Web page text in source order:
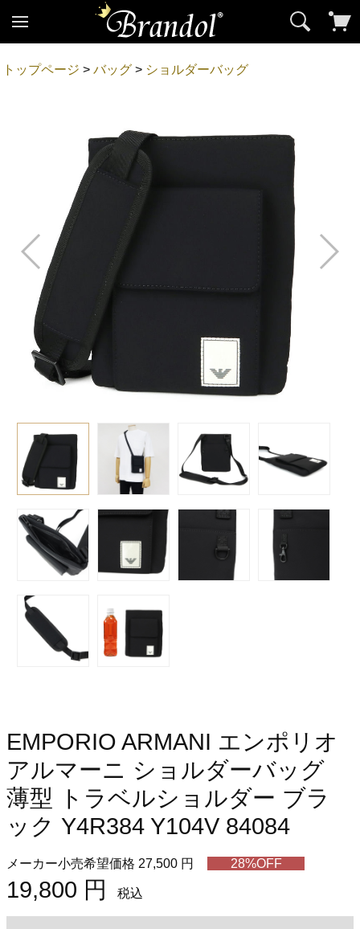
トップページ >バッグ > ショルダーバッグ
EMPORIO ARMANI エンポリオ
アルマーニ ショルダーバッグ
薄型 トラベルショルダー ブラ
ック Y4R384 Y104V 84084
メーカー小売希望価格 27,500 円 28%OFF
19,800 円 税込